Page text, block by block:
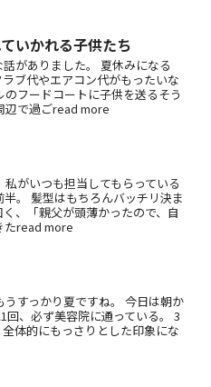
いかれる子供たち
がありました。 夏休みになる
ブ代やエアコン代がもったいな
フードコートに子供を送るそう
辺で過ごread more
がいつも担当してもらっている
。 髪型はもちろんバッチリ決ま
、「親父が頭薄かったので、自
たread more
すっかり夏ですね。 今日は朝か
回、必ず美容院に通っている。 3
体的にもっさりとした印象にな